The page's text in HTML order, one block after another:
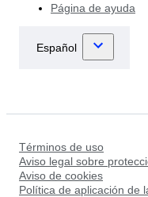
Página de ayuda
Términos de uso
Aviso legal sobre
Aviso de cookies
Política de aplicación de